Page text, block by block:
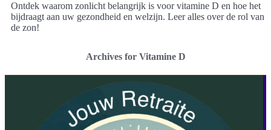
Ontdek waarom zonlicht belangrijk is voor vitamine D en hoe het
bijdraagt aan uw gezondheid en welzijn. Leer alles over de rol van
de zon!
Archives for Vitamine D